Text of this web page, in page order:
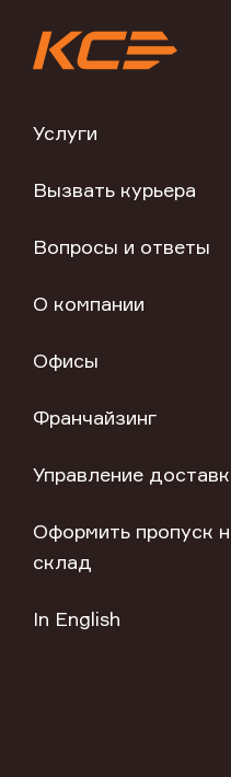
Услуги
Вызвать курьера
Вопросы и ответы
О компании
Офисы
Франчайзинг
Управление
Оформить пропуск
склад
In English